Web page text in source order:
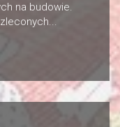
na budowie.